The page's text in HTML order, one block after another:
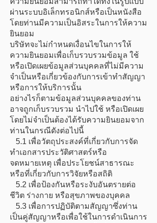
ผ่านระบบอิเล็กทรอนิกส์หรือเป็นหนังสือ
โดยท่านมีความเป็นอิสระในการให้ความ
ยินยอม
บริษัทจะไม่กำหนดเงื่อนไขในการให้
ความยินยอมเพื่อเก็บรวบรวมข้อมูล ใช้
หรือเปิดเผยข้อมูลส่วนบุคคลที่ไม่มีความ
จำเป็นหรือเกี่ยวข้องกับการเข้าทำสัญญา
หรือการให้บริการนั้น
อย่างไรก็ตามข้อมูลส่วนบุคคลของท่าน
อาจถูกเก็บรวบรวม นำไปใช้ หรือเปิดเผย
โดยไม่จำเป็นต้องได้รับความยินยอมจาก
ท่านในกรณีดังต่อไปนี้
5.1 เพื่อวัตถุประสงค์ที่เกี่ยวกับการจัด
ทำเอกสารประวัติศาสตร์หรือ
จดหมายเหตุ เพื่อประโยชน์สาธารณะ
หรือที่เกี่ยวกับการวิจัยหรือสถิติ
5.2 เพื่อป้องกันหรือระงับอันตรายต่อ
ชีวิต ร่างกาย หรือสุขภาพของบุคคล
5.3 เพื่อการปฏิบัติตามสัญญาซึ่งท่าน
เป็นคู่สัญญาหรือเพื่อใช้ในการดำเนินการ